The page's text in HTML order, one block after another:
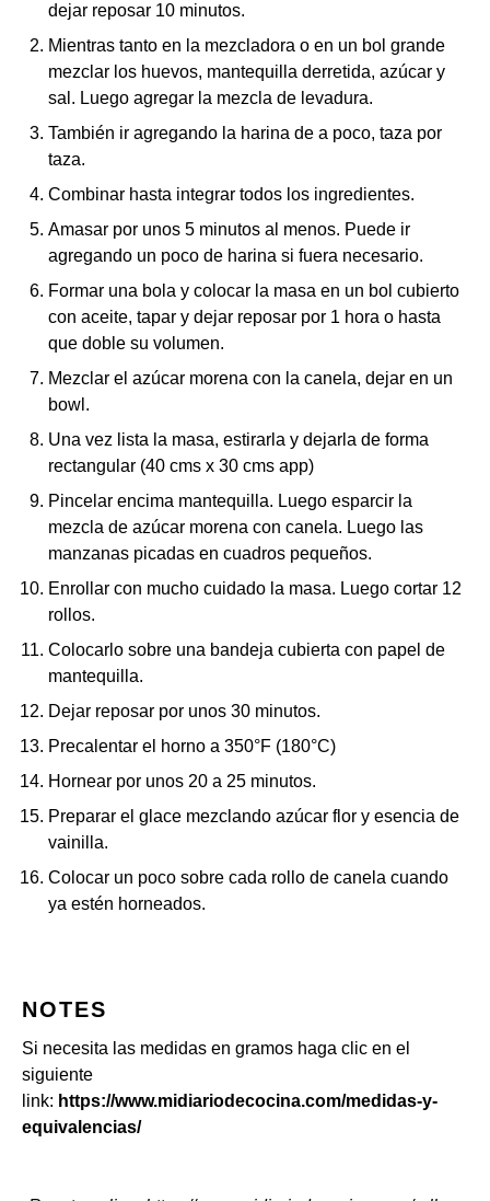
dejar reposar 10 minutos.
Mientras tanto en la mezcladora o en un bol grande
mezclar los huevos, mantequilla derretida, azúcar y
sal. Luego agregar la mezcla de levadura.
También ir agregando la harina de a poco, taza por
taza.
Combinar hasta integrar todos los ingredientes.
Amasar por unos 5 minutos al menos. Puede ir
agregando un poco de harina si fuera necesario.
Formar una bola y colocar la masa en un bol cubierto
con aceite, tapar y dejar reposar por 1 hora o hasta
que doble su volumen.
Mezclar el azúcar morena con la canela, dejar en un
bowl.
Una vez lista la masa, estirarla y dejarla de forma
rectangular (40 cms x 30 cms app)
Pincelar encima mantequilla. Luego esparcir la
mezcla de azúcar morena con canela. Luego las
manzanas picadas en cuadros pequeños.
Enrollar con mucho cuidado la masa. Luego cortar 12
rollos.
Colocarlo sobre una bandeja cubierta con papel de
mantequilla.
Dejar reposar por unos 30 minutos.
Precalentar el horno a 350°F (180°C)
Hornear por unos 20 a 25 minutos.
Preparar el glace mezclando azúcar flor y esencia de
vainilla.
Colocar un poco sobre cada rollo de canela cuando
ya estén horneados.
NOTES
Si necesita las medidas en gramos haga clic en el
siguiente
link: https://www.midiariodecocina.com/medidas-y-
equivalencias/